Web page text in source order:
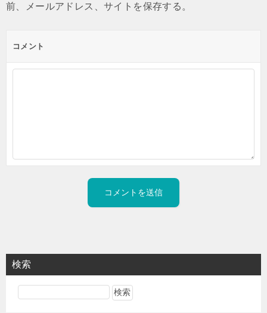
前、メールアドレス、サイトを保存する。
コメント
検索